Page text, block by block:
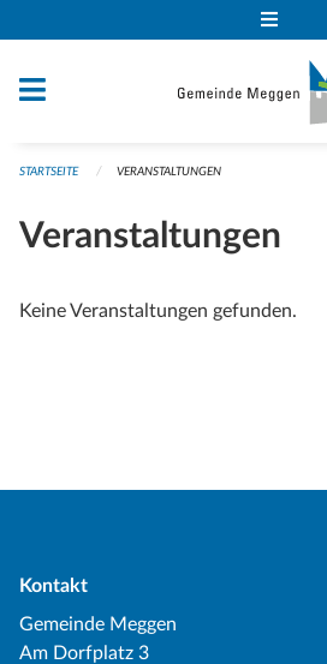
STARTSEITE VERANSTALTUNGEN
Veranstaltungen
Keine Veranstaltungen gefunden.
Kontakt
Gemeinde Meggen
Am Dorfplatz 3